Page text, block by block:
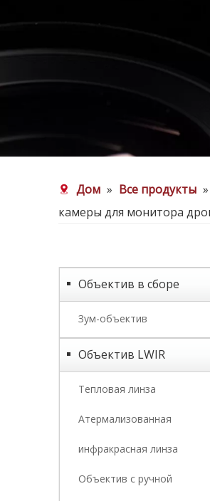
Дом » Все продукты »
камеры для монитора
Объектив в сборе
Зум-объектив
Объектив LWIR
Тепловая линза
Атермализованная
инфракрасная линза
Объектив с ручной